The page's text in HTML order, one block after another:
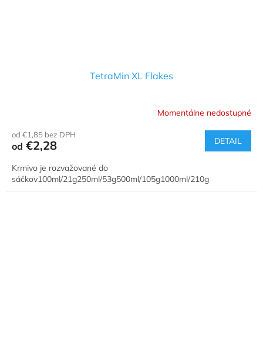
TetraMin XL Flakes
Momentálne nedostupné
od €1,85 bez DPH
od €2,28 DETAIL
Krmivo je rozvažované do
sáčkov100ml/21g250ml/53g500ml/105g1000ml/210g